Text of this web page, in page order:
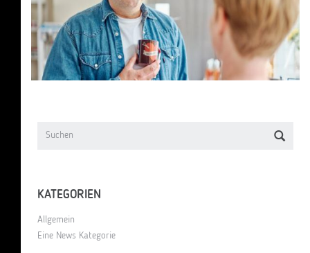
KATEGORIEN
Allgemein
Eine News Kategorie